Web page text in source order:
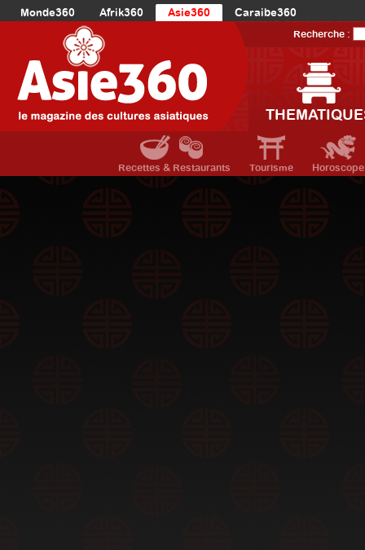
Monde360 Afrik360 Asie360
Caraibe360
Europe360
AmériqueDuNord360
Océanie360
Recherche :
Recettes & Restaurants Tourisme Horoscope